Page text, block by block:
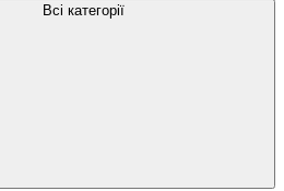
Всі категорії